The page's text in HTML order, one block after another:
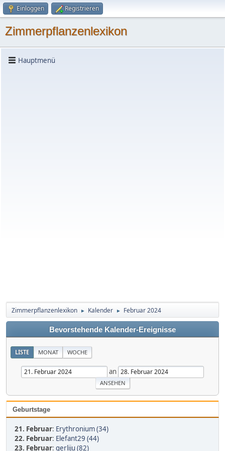
Einloggen Registrieren
Zimmerpflanzenlexikon
Hauptmenü
Zimmerpflanzenlexikon ► Kalender ► Februar 2024
Bevorstehende Kalender-Ereignisse
LISTE MONAT WOCHE
an
Geburtstage
21. Februar: Erythronium (34)
22. Februar: Elefant29 (44)
23. Februar: gerliju (82)